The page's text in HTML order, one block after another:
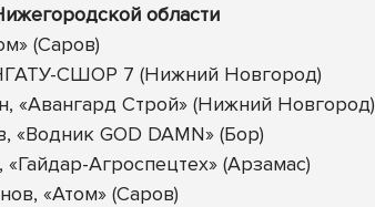
области
(Саров)
СШОР 7 (Нижний Новгород)
«Авангард Строй» (Нижний Новгород)
GOD DAMN» (Бор)
Агроспецтех» (Арзамас)
«Атом» (Саров)